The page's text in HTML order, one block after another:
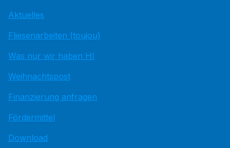
Aktuelles
Fliesenarbeiten (toujou)
Was nur wir haben HI
Weihnachtspost
Finanzierung anfragen
Fördermittel
Download